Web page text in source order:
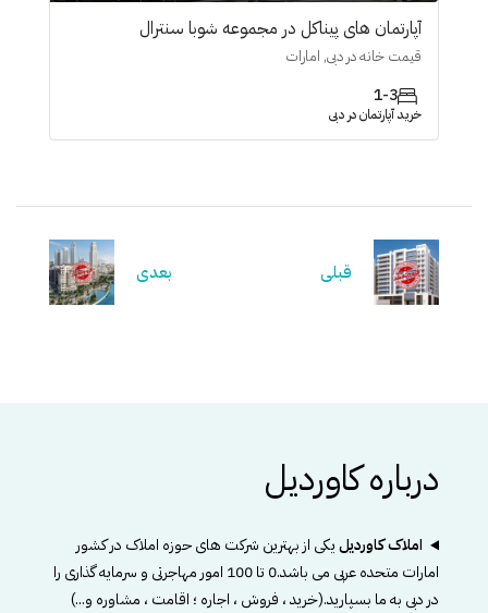
آپارتمان های پیناکل در مجموعه شوبا سنترال
قیمت خانه در دبی, امارات
1-3
خرید آپارتمان در دبی
قبلی بعدی
درباره کاوردیل
املاک کاوردیلیکی از بهترین شرکت های حوزه املاک در کشور
امارات متحده عربی می باشد.0 تا 100 امور مهاجرتی و سرمایه گذاری را
در دبی به ما بسپارید.(خرید ، فروش ، اجاره ؛ اقامت ، مشاوره و...)